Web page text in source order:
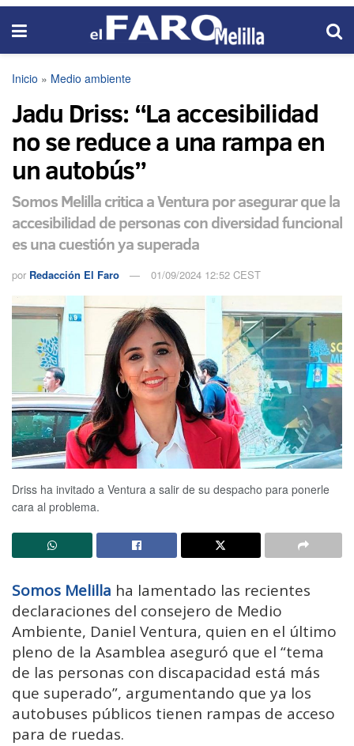
Inicio » Medio ambiente
Jadu Driss: “La accesibilidad
no se reduce a una rampa en
un autobús”
Somos Melilla critica a Ventura por asegurar que la
accesibilidad de personas con diversidad funcional
es una cuestión ya superada
por Redacción El Faro 01/09/2024 12:52 CEST
Driss ha invitado a Ventura a salir de su despacho para ponerle
cara al problema.
Somos Melilla ha lamentado las recientes
declaraciones del consejero de Medio
Ambiente, Daniel Ventura, quien en el último
pleno de la Asamblea aseguró que el “tema
de las personas con discapacidad está más
que superado”, argumentando que ya los
autobuses públicos tienen rampas de acceso
para de ruedas.